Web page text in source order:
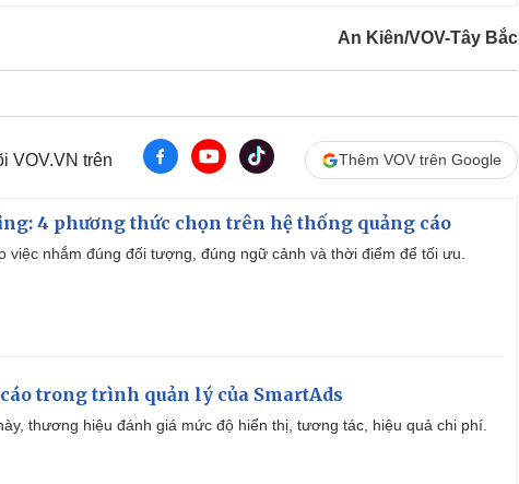
An Kiên/VOV-Tây Bắc
VOV.VN trên Thêm VOV trên Google
4 phương thức chọn trên hệ thống quảng cáo
việc nhắm đúng đối tượng, đúng ngữ cảnh và thời điểm để tối ưu.
trong trình quản lý của SmartAds
thương hiệu đánh giá mức độ hiển thị, tương tác, hiệu quả chi phí.